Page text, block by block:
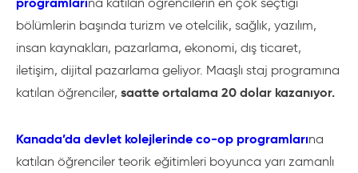
bölümlerin başında turizm ve otelcilik, sağlık, yazılım,
insan kaynakları, pazarlama, ekonomi, dış ticaret,
iletişim, dijital pazarlama geliyor. Maaşlı staj programına
katılan öğrenciler, saatte ortalama 20 dolar kazanıyor.
Kanada’da devlet kolejlerinde co-op programlarına
katılan öğrenciler teorik eğitimleri boyunca yarı zamanlı